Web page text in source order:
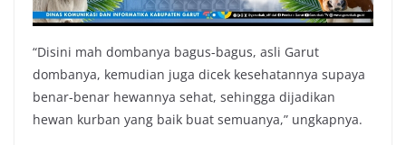
“Disini mah dombanya bagus-bagus, asli Garut
dombanya, kemudian juga dicek kesehatannya supaya
benar-benar hewannya sehat, sehingga dijadikan
hewan kurban yang baik buat semuanya,” ungkapnya.